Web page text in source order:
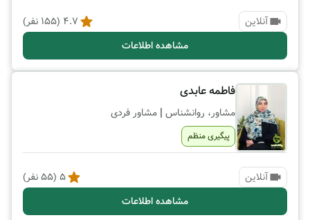
آنلاین 4.7
(
155 نفر)
مشاهده اطلاعات
فاطمه عابدی
مشاور، روانشناس | مشاور فردی
پیگیری منظم
آنلاین 5
(
55نفر)
مشاهده اطلاعات